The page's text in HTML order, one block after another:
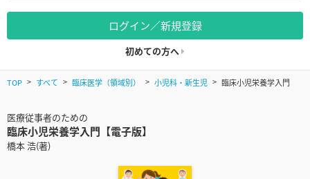
ログイン／新規登録
初めての方へ
TOP すべて 臨床医学（領域別） 小児科・新生児 臨床小児栄養学入門
医療従事者のための
臨床小児栄養学入門【電子版】
橋本 浩(著)